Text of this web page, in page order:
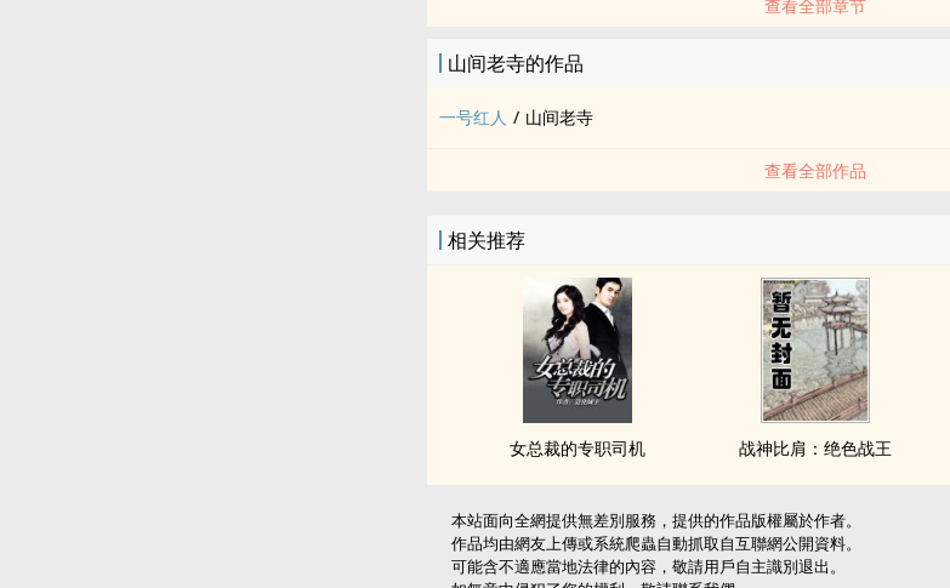
查看全部章节
山间老寺的作品
一号红人 / 山间老寺
查看全部作品
相关推荐
女总裁的专职司机 战神比肩：绝色战王
本站面向全網提供無差別服務，提供的作品版權屬於作者。
作品均由網友上傳或系統爬蟲自動抓取自互聯網公開資料。
可能含不適應當地法律的內容，敬請用戶自主識別退出。